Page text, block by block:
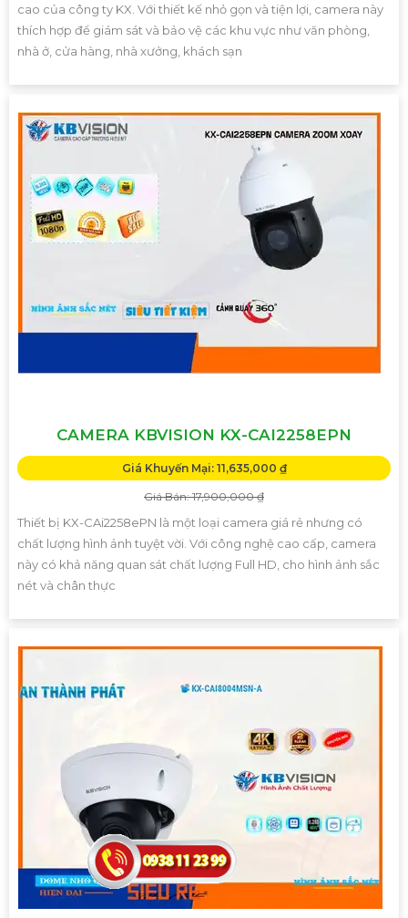
cao của công ty KX. Với thiết kế nhỏ gọn và tiện lợi, camera này
thích hợp để giám sát và bảo vệ các khu vực như văn phòng,
nhà ở, cửa hàng, nhà xưởng, khách sạn
CAMERA KBVISION KX-CAI2258EPN
Giá Khuyến Mại: 11,635,000 ₫
Giá Bán: 17,900,000 ₫
Thiết bị KX-CAi2258ePN là một loại camera giá rẻ nhưng có
chất lượng hình ảnh tuyệt vời. Với công nghệ cao cấp, camera
này có khả năng quan sát chất lượng Full HD, cho hình ảnh sắc
nét và chân thực